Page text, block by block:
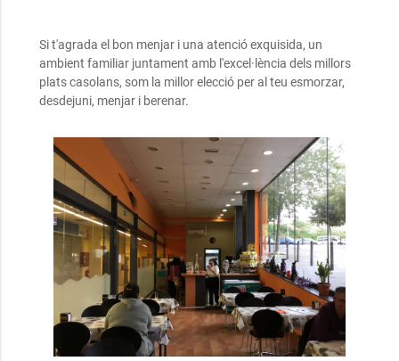
Si t'agrada el bon menjar i una atenció exquisida, un
ambient familiar juntament amb l'excel·lència dels millors
plats casolans, som la millor elecció per al teu esmorzar,
desdejuni, menjar i berenar.